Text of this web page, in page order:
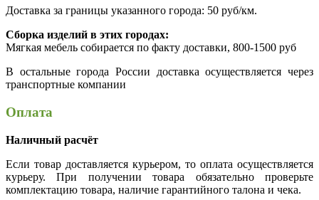
Доставка за границы указанного города: 50 руб/км.
Сборка изделий в этих городах:
Мягкая мебель собирается по факту доставки, 800-1500 руб
В остальные города России доставка осуществляется через
транспортные компании
Оплата
Наличный расчёт
Если товар доставляется курьером, то оплата осуществляется
курьеру. При получении товара обязательно проверьте
комплектацию товара, наличие гарантийного талона и чека.